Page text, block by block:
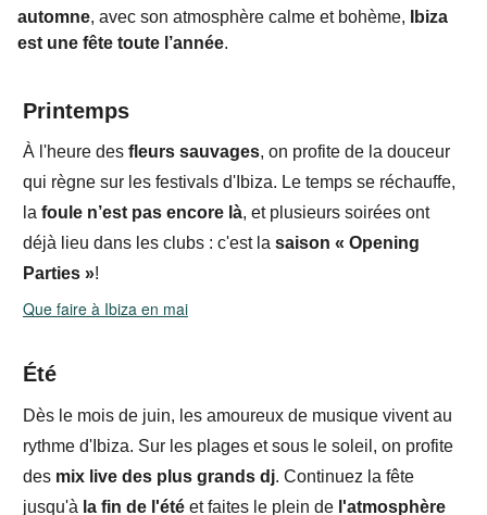
automne, avec son atmosphère calme et bohème,
Ibiza
est une fête toute l’année.
Printemps
À l'heure des fleurs sauvages, on profite de la douceur
qui règne sur les festivals d'Ibiza. Le temps se réchauffe,
la foule n’est pas encore là, et plusieurs soirées ont
déjà lieu dans les clubs : c'est la saison « Opening
Parties »!
Que faire à Ibiza en mai
Été
Dès le mois de juin, les amoureux de musique vivent au
rythme d'Ibiza. Sur les plages et sous le soleil, on profite
des mix live des plus grands dj. Continuez la fête
jusqu'à la fin de l'été et faites le plein de l'atmosphère